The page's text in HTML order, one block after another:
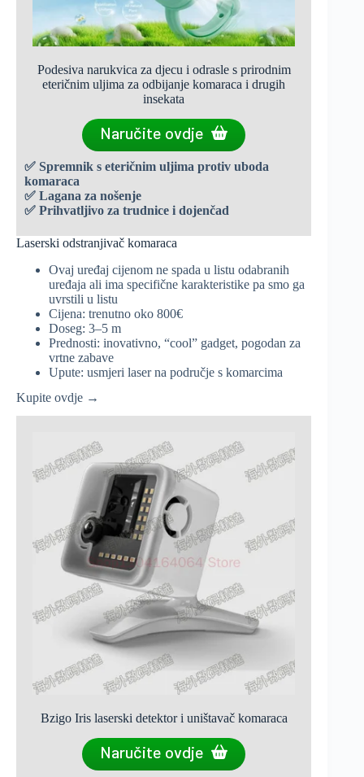
Podesiva narukvica za djecu i odrasle s prirodnim
eteričnim uljima za odbijanje komaraca i drugih
insekata
Naručite ovdje
✅ Spremnik s eteričnim uljima protiv uboda
komaraca
✅ Lagana za nošenje
✅ Prihvatljivo za trudnice i dojenčad
Laserski odstranjivač komaraca
Ovaj uređaj cijenom ne spada u listu odabranih
uređaja ali ima specifične karakteristike pa smo ga
uvrstili u listu
Cijena: trenutno oko 800€
Doseg: 3–5 m
Prednosti: inovativno, “cool” gadget, pogodan za
vrtne zabave
Upute: usmjeri laser na područje s komarcima
Kupite ovdje →
Bzigo Iris laserski detektor i uništavač komaraca
Naručite ovdje